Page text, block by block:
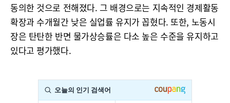
동의한 것으로 전해졌다. 그 배경으로는 지속적인 경제활동
확장과 수개월간 낮은 실업률 유지가 꼽혔다. 또한, 노동시
장은 탄탄한 반면 물가상승률은 다소 높은 수준을 유지하고
있다고 평가했다.